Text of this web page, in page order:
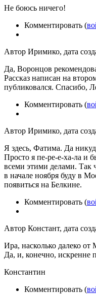
Не боюсь ничего!
Комментировать (
Автор Иримико, дата
Да, Воронцов
Рассказ написан на
публиковался. Спасибо,
Комментировать (
Автор Иримико, дата
Я здесь, Фатима. Да
Просто я пе-ре-е-ха-ла и
всеми этими делами. Так
в начале ноября буду в
появиться на Белкине.
Комментировать (
Автор Констант, дата
Ира, насколько далеко от
Да, и, конечно, искренне
Константин
Комментировать (